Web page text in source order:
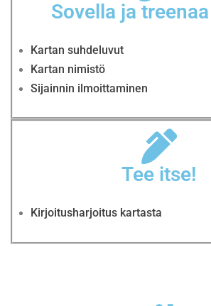
Sovella ja
Kartan suhdeluvut
Kartan nimistö
Sijainnin ilmoittaminen
Tee itse!
Kirjoitusharjoitus kartasta